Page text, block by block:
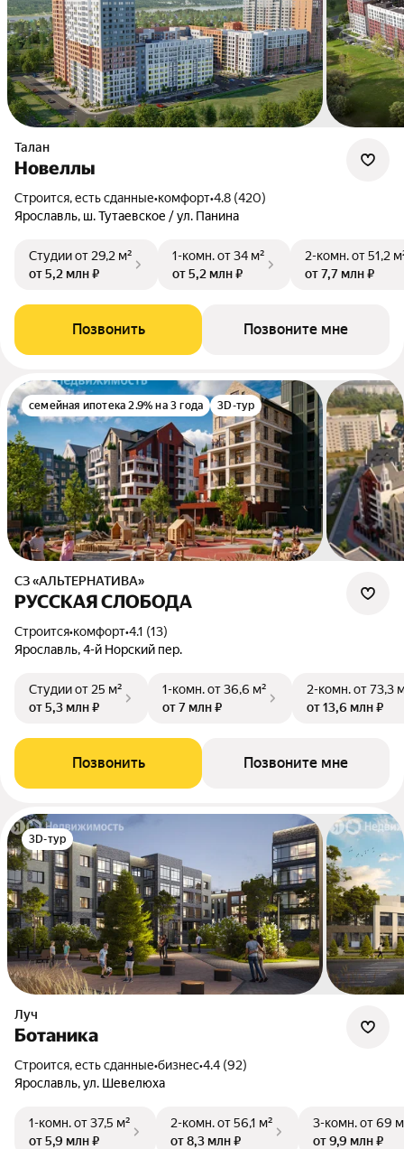
Талан
Новеллы
Строится, есть сданные•комфорт•4.8 (420)
Ярославль, ш. Тутаевское / ул. Панина
Студииот 29,2 м²
от 5,2 млн ₽
1-комн.от 34 м²
от 5,2 млн ₽
2-комн.от 51,2
от 7,7 млн ₽
Позвонить Позвоните мне
семейная ипотека 2.9% на 3 года 3D-тур
СЗ «АЛЬТЕРНАТИВА»
РУССКАЯ СЛОБОДА
Строится•комфорт•4.1 (13)
Ярославль, 4-й Норский пер.
Студииот 25 м²
от 5,3 млн ₽
1-комн.от 36,6 м²
от 7 млн ₽
2-комн.от 73,3
от 13,6 млн ₽
Позвонить Позвоните мне
3D-тур
Луч
Ботаника
Строится, есть сданные•бизнес•4.4 (92)
Ярославль, ул. Шевелюха
1-комн.от 37,5 м²
от 5,9 млн ₽
2-комн.от 56,1 м²
от 8,3 млн ₽
3-комн.от 69
от 9,9 млн ₽